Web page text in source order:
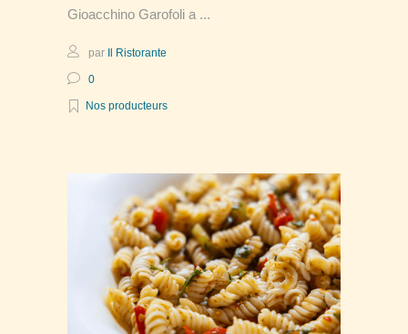
Gioacchino Garofoli a
par Il Ristorante
0
Nos producteurs